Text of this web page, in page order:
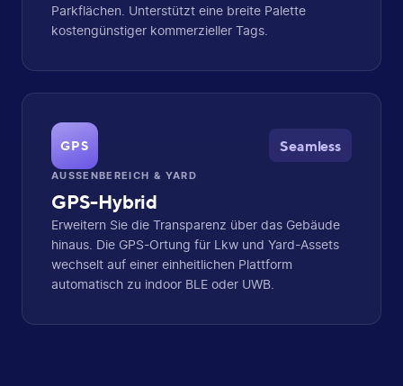
Parkflächen. Unterstützt eine breite Palette
kostengünstiger kommerzieller Tags.
GPS Seamless
AUSSENBEREICH & YARD
GPS-Hybrid
Erweitern Sie die Transparenz über das Gebäude
hinaus. Die GPS-Ortung für Lkw und Yard-Assets
wechselt auf einer einheitlichen Plattform
automatisch zu indoor BLE oder UWB.